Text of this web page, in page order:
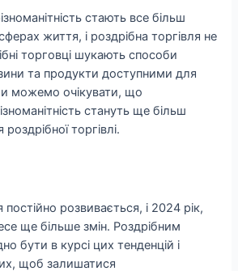
стають все більш
життя, і роздрібна торгівля не
торговці шукають способи
та продукти доступними для
можемо очікувати, що
стануть ще більш
торгівлі.
постійно розвивається, і 2024 рік,
ще більше змін. Роздрібним
бути в курсі цих тенденцій і
щоб залишатися